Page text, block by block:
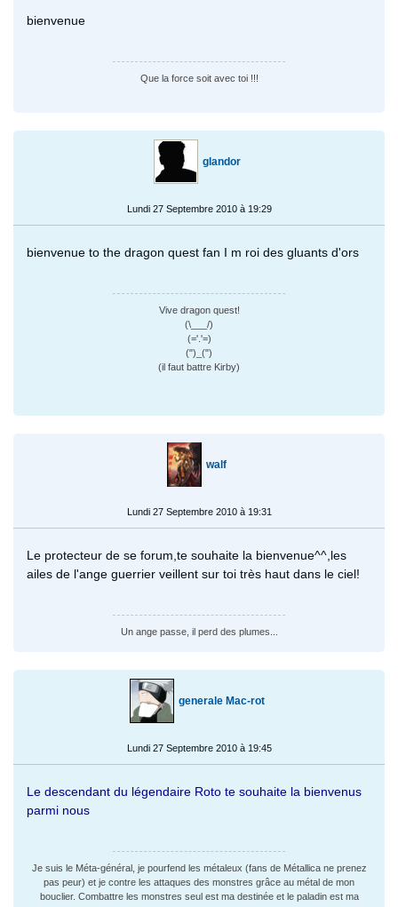
bienvenue
Que la force soit avec toi !!!
glandor
Lundi 27 Septembre 2010 à 19:29
bienvenue to the dragon quest fan I m roi des gluants d'ors
Vive dragon quest!
(\___/)
(='.'=)
(")_(")
(il faut battre Kirby)
walf
Lundi 27 Septembre 2010 à 19:31
Le protecteur de se forum,te souhaite la bienvenue^^,les
ailes de l'ange guerrier veillent sur toi très haut dans le ciel!
Un ange passe, il perd des plumes...
generale Mac-rot
Lundi 27 Septembre 2010 à 19:45
Le descendant du légendaire Roto te souhaite la bienvenus
parmi nous
Je suis le Méta-général, je pourfend les métaleux (fans de Métallica ne prenez
pas peur) et je contre les attaques des monstres grâce au métal de mon
bouclier. Combattre les monstres seul est ma destinée et le paladin est ma